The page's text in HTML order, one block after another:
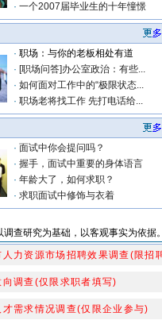
· 一个2007届毕业生的十年憧憬
· 职场：与你的老板相处有道
· [职场问答]办公室政治：有些...
· 如何面对工作中的“极限状态...
· 职场老将找工作 先打电话给...
· 面试中你会提问吗？
· 握手，面试中重要的身体语言
· 年龄大了，如何求职？
· 求职面试中修饰与衣着
调查研究为基础，以客观事实为依
人力资源市场招聘效果调查(限招
调查(仅限求职者填写)
需求情况调查(仅限企业参与)